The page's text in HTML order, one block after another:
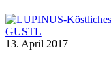
GUSTL
13. April 2017